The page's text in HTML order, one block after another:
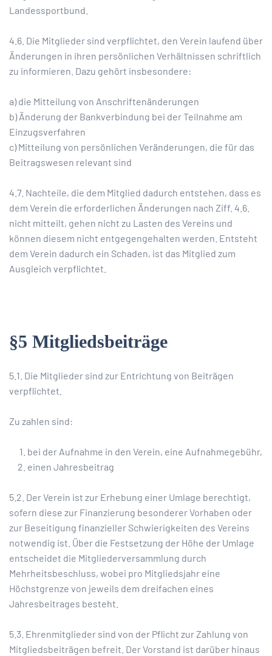
Landessportbund.
4.6. Die Mitglieder sind verpflichtet, den Verein laufend über
Änderungen in ihren persönlichen Verhältnissen schriftlich
zu informieren. Dazu gehört insbesondere:
a) die Mitteilung von Anschriftenänderungen
b) Änderung der Bankverbindung bei der Teilnahme am
Einzugsverfahren
c) Mitteilung von persönlichen Veränderungen, die für das
Beitragswesen relevant sind
4.7. Nachteile, die dem Mitglied dadurch entstehen, dass es
dem Verein die erforderlichen Änderungen nach Ziff. 4.6.
nicht mitteilt, gehen nicht zu Lasten des Vereins und
können diesem nicht entgegengehalten werden. Entsteht
dem Verein dadurch ein Schaden, ist das Mitglied zum
Ausgleich verpflichtet.
§5 Mitgliedsbeiträge
5.1. Die Mitglieder sind zur Entrichtung von Beiträgen
verpflichtet.
Zu zahlen sind:
bei der Aufnahme in den Verein, eine Aufnahmegebühr,
einen Jahresbeitrag
5.2. Der Verein ist zur Erhebung einer Umlage berechtigt,
sofern diese zur Finanzierung besonderer Vorhaben oder
zur Beseitigung finanzieller Schwierigkeiten des Vereins
notwendig ist. Über die Festsetzung der Höhe der Umlage
entscheidet die Mitgliederversammlung durch
Mehrheitsbeschluss, wobei pro Mitgliedsjahr eine
Höchstgrenze von jeweils dem dreifachen eines
Jahresbeitrages besteht.
5.3. Ehrenmitglieder sind von der Pflicht zur Zahlung von
Mitgliedsbeiträgen befreit. Der Vorstand ist darüber hinaus